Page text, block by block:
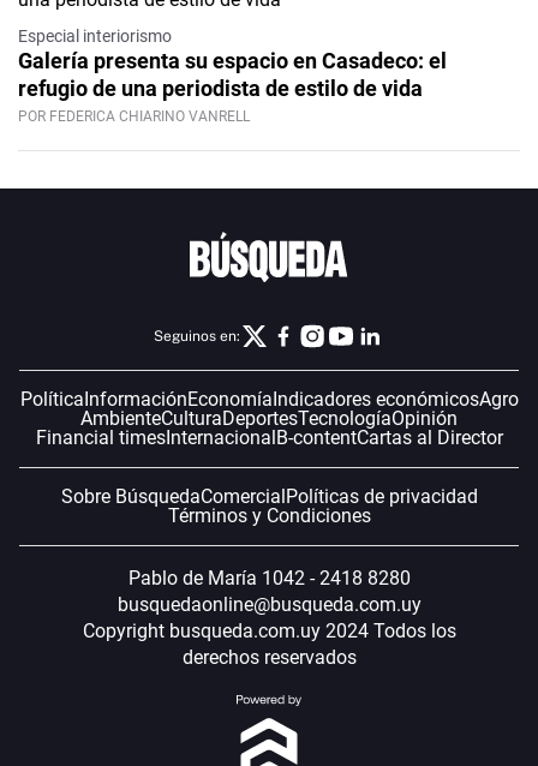
Especial interiorismo
Galería presenta su espacio en Casadeco: el
refugio de una periodista de estilo de vida
POR FEDERICA CHIARINO VANRELL
Seguinos en:
PolíticaInformaciónEconomíaIndicadores económicosAgro
AmbienteCulturaDeportesTecnologíaOpinión
Financial timesInternacionalB-contentCartas al Director
Sobre BúsquedaComercialPolíticas de privacidad
Términos y Condiciones
Pablo de María 1042 - 2418 8280
busquedaonline@busqueda.com.uy
Copyright busqueda.com.uy 2024 Todos los
derechos reservados